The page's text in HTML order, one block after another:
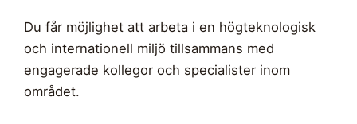
Du får möjlighet att arbeta i en högteknologisk
och internationell miljö tillsammans med
engagerade kollegor och specialister inom
området.